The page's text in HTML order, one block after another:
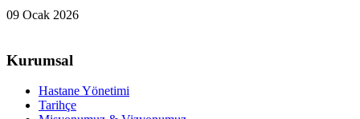
09 Ocak 2026
Kurumsal
Hastane Yönetimi
Tarihçe